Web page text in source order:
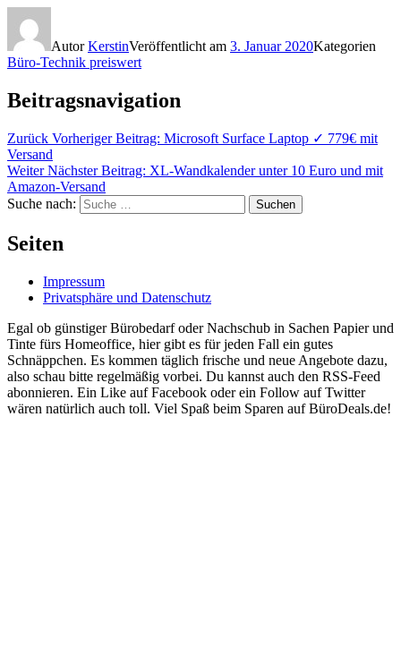
AutorKerstinVeröffentlicht am 3. Januar 2020Kategorien
Büro-Technik preiswert
Beitragsnavigation
Zurück Vorheriger Beitrag: Microsoft Surface Laptop ✓ 779€ mit
Versand
Weiter Nächster Beitrag: XL-Wandkalender unter 10 Euro und mit
Amazon-Versand
Suche nach:
Suchen
Seiten
Impressum
Privatsphäre und Datenschutz
Egal ob günstiger Bürobedarf oder Nachschub in Sachen Papier und
Tinte fürs Homeoffice, hier gibt es für jeden Fall ein gutes
Schnäppchen. Es kommen täglich frische und neue Angebote dazu,
also schau bitte regelmäßig vorbei. Du kannst auch den RSS-Feed
abonnieren. Ein Like auf Facebook oder ein Follow auf Twitter
wären natürlich auch toll. Viel Spaß beim Sparen auf BüroDeals.de!